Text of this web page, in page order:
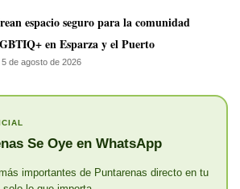
espacio seguro para la comunidad
en Esparza y el Puerto
5 de agosto de 2026
Se Oye en WhatsApp
importantes de Puntarenas directo en tu